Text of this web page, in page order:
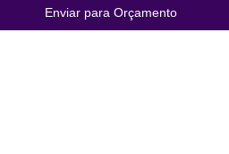
Enviar para Orçamento